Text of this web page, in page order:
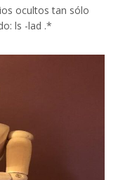
ocultos tan sólo
ls -lad .*